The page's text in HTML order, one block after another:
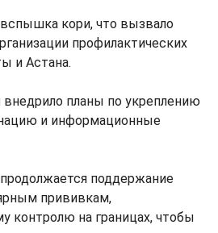
кори, что вызвало
профилактических
и Астана.
внедрило планы по укреплению
и информационные
поддержание
прививкам,
контролю на границах, чтобы